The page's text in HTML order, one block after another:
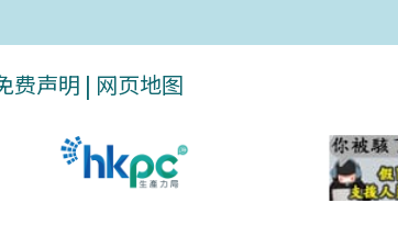
费声明 | 网页地图